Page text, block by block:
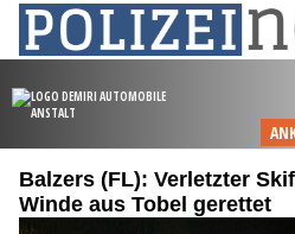
Balzers (FL): Verletzter
Winde aus Tobel gerettet